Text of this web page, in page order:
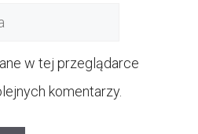
w tej przeglądarce
komentarzy.